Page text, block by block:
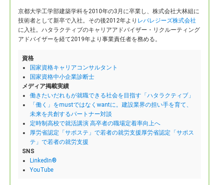
京都大学工学部建築学科を2010年の3月に卒業し、株式会社大林組に
技術者として新卒で入社。 その後2012年より レバレジーズ株式会社
に入社。ハタラクティブのキャリアアドバイザー・リクルーティング
アドバイザーを経て2019年より事業責任者を務める。
資格
国家資格キャリアコンサルタント
国家資格中小企業診断士
メディア掲載実績
働きたいだれもが就職できる社会を目指す「ハタラクティブ」
「働く」をmustではなくwantに。建設業界の担い手を育て、
未来を共創するパートナー対談
定時制高校で就活講演 高卒者の職場定着率向上へ
厚労省認定「サポステ」で若者の就労支援厚労省認定「サポス
テ」で若者の就労支援
SNS
LinkedIn®
YouTube